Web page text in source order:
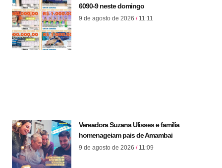
6090-9 neste domingo
9 de agosto de 2026 11:11
Vereadora Suzana Ulisses e família
homenageiam pais de Amambai
9 de agosto de 2026 11:09